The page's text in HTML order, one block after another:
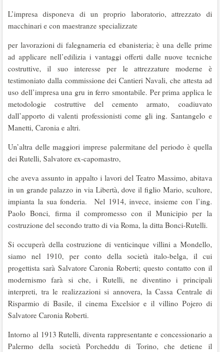
L’impresa disponeva di un proprio laboratorio, attrezzato di
macchinari e con maestranze specializzate
per lavorazioni di falegnameria ed ebanisteria; è una delle prime
ad applicare nell’edilizia i vantaggi offerti dalle nuove tecniche
costruttive, il suo interesse per le attrezzature moderne è
testimoniato dalla commissione dei Cantieri Navali, che attesta ad
uso dell’impresa una gru in ferro smontabile. Per prima applica le
metodologie costruttive del cemento armato, coadiuvato
dall’apporto di valenti professionisti come gli ing. Santangelo e
Manetti, Caronia e altri.
Un’altra delle maggiori imprese palermitane del periodo è quella
dei Rutelli, Salvatore ex-capomastro,
che aveva assunto in appalto i lavori del Teatro Massimo, abitava
in un grande palazzo in via Libertà, dove il figlio Mario, scultore,
impianta la sua fonderia. Nel 1914, invece, insieme con l’ing.
Paolo Bonci, firma il compromesso con il Municipio per la
costruzione del secondo tratto di via Roma, la ditta Bonci-Rutelli.
Si occuperà della costruzione di venticinque villini a Mondello,
siamo nel 1910, per conto della società italo-belga, il cui
progettista sarà Salvatore Caronia Roberti; questo contatto con il
modernismo farà si che, i Rutelli, ne diventino i principali
interpreti, tra le realizzazioni si annovera, la Cassa Centrale di
Risparmio di Basile, il cinema Excelsior e il villino Pojero di
Salvatore Caronia Roberti.
Intorno al 1913 Rutelli, diventa rappresentante e concessionario a
Palermo della società Porcheddu di Torino, che detiene il